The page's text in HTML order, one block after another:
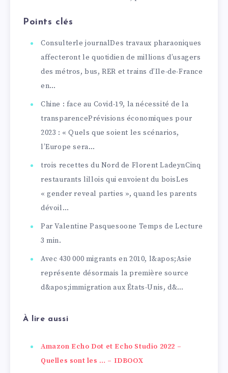
Points clés
Consulterle journalDes travaux pharaoniques
affecteront le quotidien de millions d’usagers
des métros, bus, RER et trains d’Ile-de-France
en…
Chine : face au Covid-19, la nécessité de la
transparencePrévisions économiques pour
2023 : « Quels que soient les scénarios,
l’Europe sera…
trois recettes du Nord de Florent LadeynCinq
restaurants lillois qui envoient du boisLes
« gender reveal parties », quand les parents
dévoil…
Par Valentine Pasquesoone Temps de Lecture
3 min.
Avec 430 000 migrants en 2010, l&apos;Asie
représente désormais la première source
d&apos;immigration aux États-Unis, d&…
À lire aussi
Amazon Echo Dot et Echo Studio 2022 –
Quelles sont les … – IDBOOX